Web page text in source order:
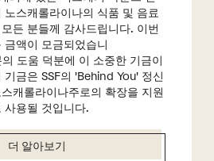
노스캐롤라이나의 식품 및 음료
든 분들께 감사드립니다. 이번
액이 모금되었습니
의 도움 덕분에 이 소중한 기금이
금은 SSF의 'Behind You' 정신
캐롤라이나주로의 확장을 지원
사용될 것입니다.
더 알아보기